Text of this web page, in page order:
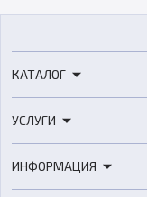
КАТАЛОГ
3D-сканеры
Расходные материалы
УСЛУГИ
3D-моделирование
ИНФОРМАЦИЯ